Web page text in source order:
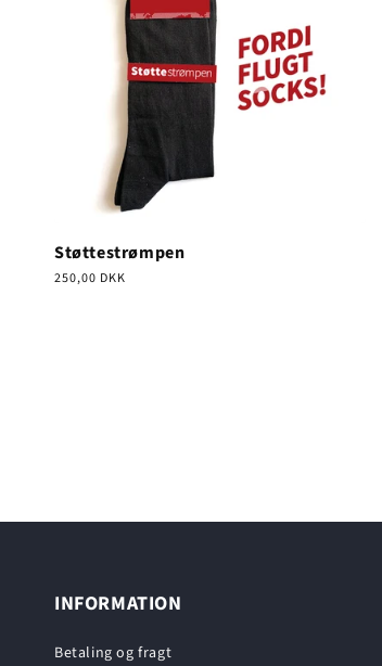
Støttestrømpen
Normalpris
250,00 DKK
INFORMATION
Betaling og fragt